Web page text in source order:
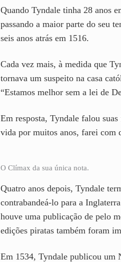
Quando Tyndale tinha 28 anos
passando a maior parte do seu
seis anos atrás em 1516.
Cada vez mais, à medida que
tornava um suspeito na casa
“Estamos melhor sem a lei de
Em resposta, Tyndale falou
vida por muitos anos, farei com
O Clímax da sua única nota.
Quatro anos depois, Tyndale
contrabandeá-lo para a
houve uma publicação de pelo
edições piratas também foram
Em 1534, Tyndale publicou um